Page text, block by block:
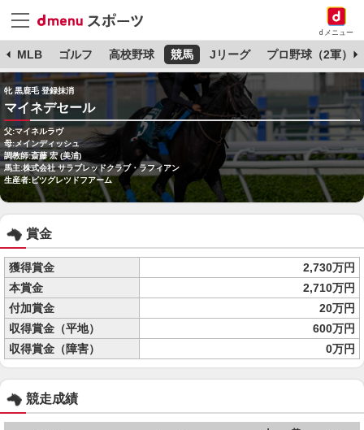
dメニュー
MLB ゴルフ 高校野球 競馬 Jリーグ プロ野球（2軍）
牝 黒鹿毛 登録抹消
マイネデセール
父:マイネルラヴ
母:メインディッシュ
調教師:斎藤 宏 (美浦)
馬主:株式会社 サラブレッドクラブ・ラフィアン
生産者:ビツグレツドフアーム
賞金
獲得賞金
2,730万円
本賞金
2,710万円
付加賞金
20万円
収得賞金（平地）
600万円
収得賞金（障害）
0万円
競走成績